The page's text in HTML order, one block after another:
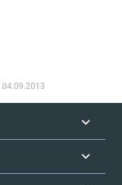
04.09.2013